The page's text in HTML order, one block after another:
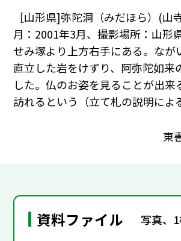
［山形県]弥陀洞（みだほら）(山
月：2001年3月、撮影場所：山形
せみ塚より上方右手にある。なが
直立した岩をけずり、阿弥陀如来
した。仏のお姿を見ることが出来
訪れるという（立て札の説明によ
東
資料ファイル 写真、